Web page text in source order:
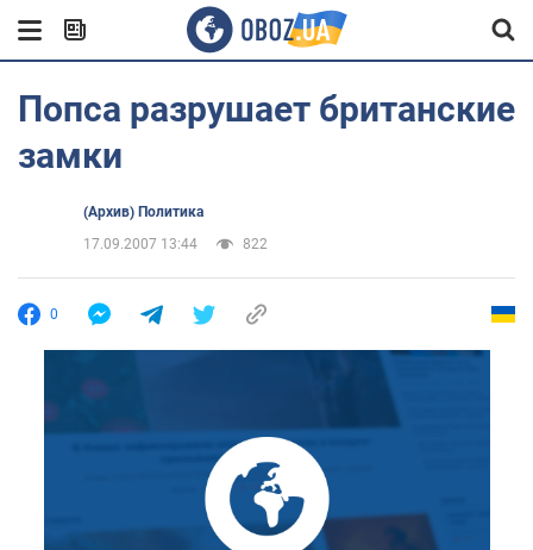
Попса разрушает британские
замки
(Архив) Политика
17.09.2007 13:44
822
0